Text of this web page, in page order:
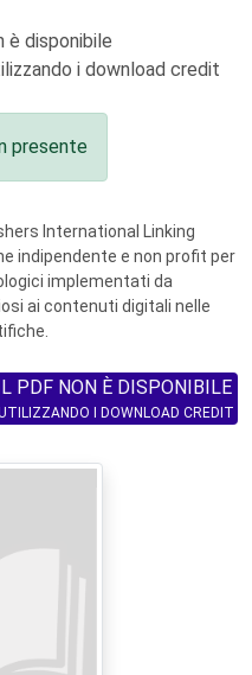
è disponibile
i download credit
presente
International Linking
indipendente e non profit per
implementati da
ai contenuti digitali nelle
PDF NON È DISPONIBILE
I DOWNLOAD CREDIT